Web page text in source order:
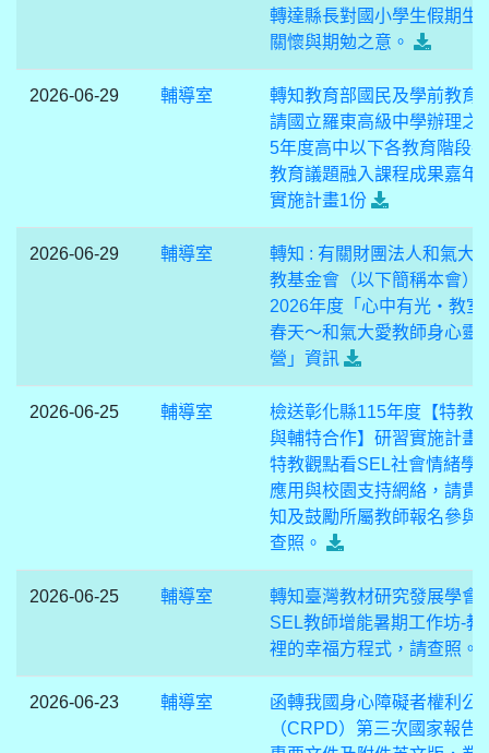
轉達縣長對國小學生假期生
關懷與期勉之意。
2026-06-29 輔導室
轉知教育部國民及學前教育
請國立羅東高級中學辦理之
5年度高中以下各教育階段-
教育議題融入課程成果嘉年
實施計畫1份
2026-06-29 輔導室
轉知 : 有關財團法人和氣大
教基金會（以下簡稱本會）
2026年度「心中有光・教室
春天～和氣大愛教師身心靈
營」資訊
2026-06-25 輔導室
檢送彰化縣115年度【特教
與輔特合作】研習實施計畫-
特教觀點看SEL社會情緒學
應用與校園支持網絡，請貴
知及鼓勵所屬教師報名參與
查照。
2026-06-25 輔導室
轉知臺灣教材研究發展學會
SEL教師增能暑期工作坊-教
裡的幸福方程式，請查照。
2026-06-23 輔導室
函轉我國身心障礙者權利公
（CRPD）第三次國家報告